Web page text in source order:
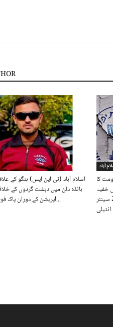
اسلام آباد (ٹی این ایس) ہنگو کے
بانڈہ دلن میں دہشت گردوں کے
آپریشن کے دوران پاک فوج کے افسر...
آباد
کا
خفیہ
ایجنسی موساد کے سربراہ نے 2 سینئر